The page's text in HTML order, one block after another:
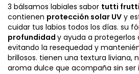
3 bálsamos labiales sabor tutti
contienen protección solar UV y
cuidar tus labios todos los días. su
profundidad y ayuda a protegerlos
evitando la resequedad y
brillosos. tienen una textura liviana,
aroma dulce que acompaña sin ser